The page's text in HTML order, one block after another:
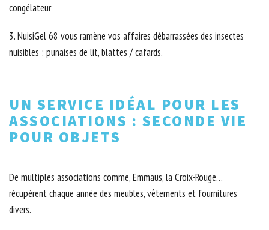
congélateur
3. NuisiGel 68 vous ramène vos affaires débarrassées des insectes
nuisibles : punaises de lit, blattes / cafards.
UN SERVICE IDÉAL POUR LES
ASSOCIATIONS : SECONDE VIE
POUR OBJETS
De multiples associations comme, Emmaüs, la Croix-Rouge…
récupèrent chaque année des meubles, vêtements et fournitures
divers.